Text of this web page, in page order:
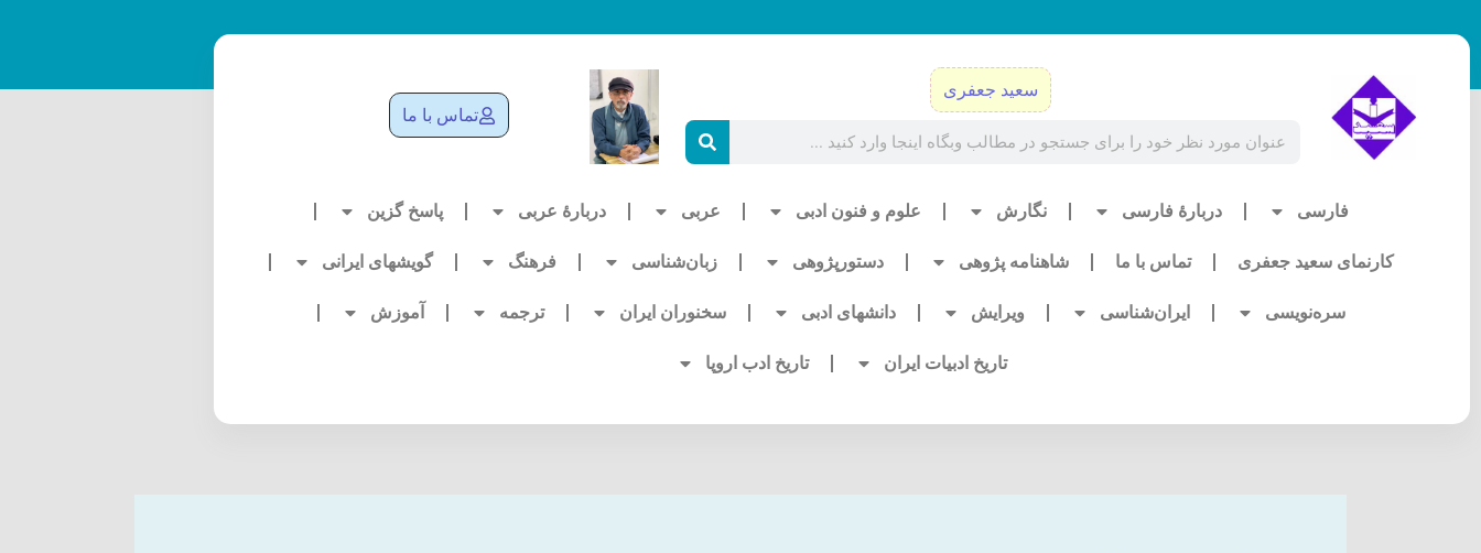
به
سعید جعفری
تماس با ما
فارسی دربارۀ فارسی نگارش علوم و فنون ادبی عربی دربارۀ عربی پاسخ گزین
کارنمای سعید جعفری تماس با ما شاهنامه پژوهی دستورپژوهی زبان‌شناسی فرهنگ گویشهای ایرانی
سره‌نویسی ایران‌شناسی ویرایش دانشهای ادبی سخنوران ایران ترجمه آموزش
تاریخ ادبیات ایران تاریخ ادب اروپا